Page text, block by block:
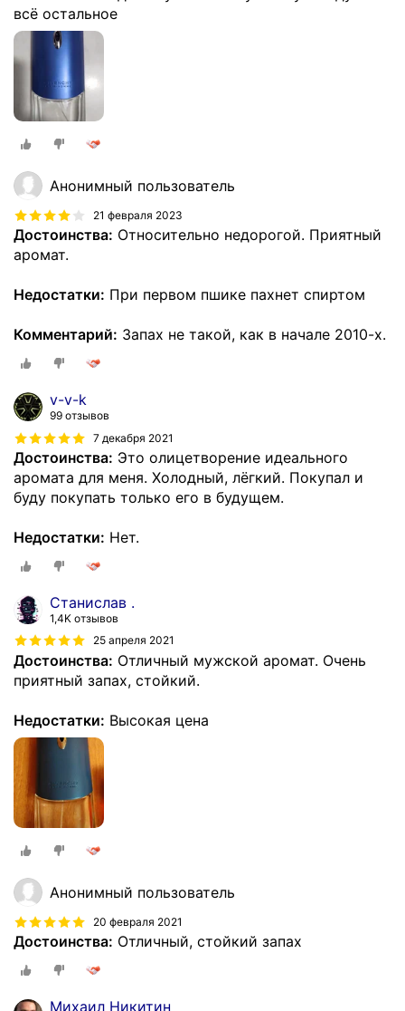
всё остальное
Анонимный пользователь
21 февраля 2023
Достоинства: Относительно недорогой. Приятный
аромат.
Недостатки: При первом пшике пахнет спиртом
Комментарий: Запах не такой, как в начале 2010-х.
v-v-k
99 отзывов
7 декабря 2021
Достоинства: Это олицетворение идеального
аромата для меня. Холодный, лёгкий. Покупал и
буду покупать только его в будущем.
Недостатки: Нет.
Станислав .
1,4K отзывов
25 апреля 2021
Достоинства: Отличный мужской аромат. Очень
приятный запах, стойкий.
Недостатки: Высокая цена
Анонимный пользователь
20 февраля 2021
Достоинства: Отличный, стойкий запах
Михаил Никитин